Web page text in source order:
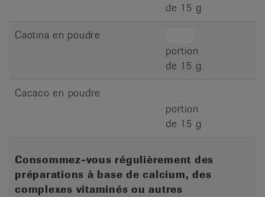
de 15 g
Caotina en poudre
portion
de 15 g
Cacaco en poudre
portion
de 15 g
Consommez-vous régulièrement des
préparations à base de calcium, des
complexes vitaminés ou autres